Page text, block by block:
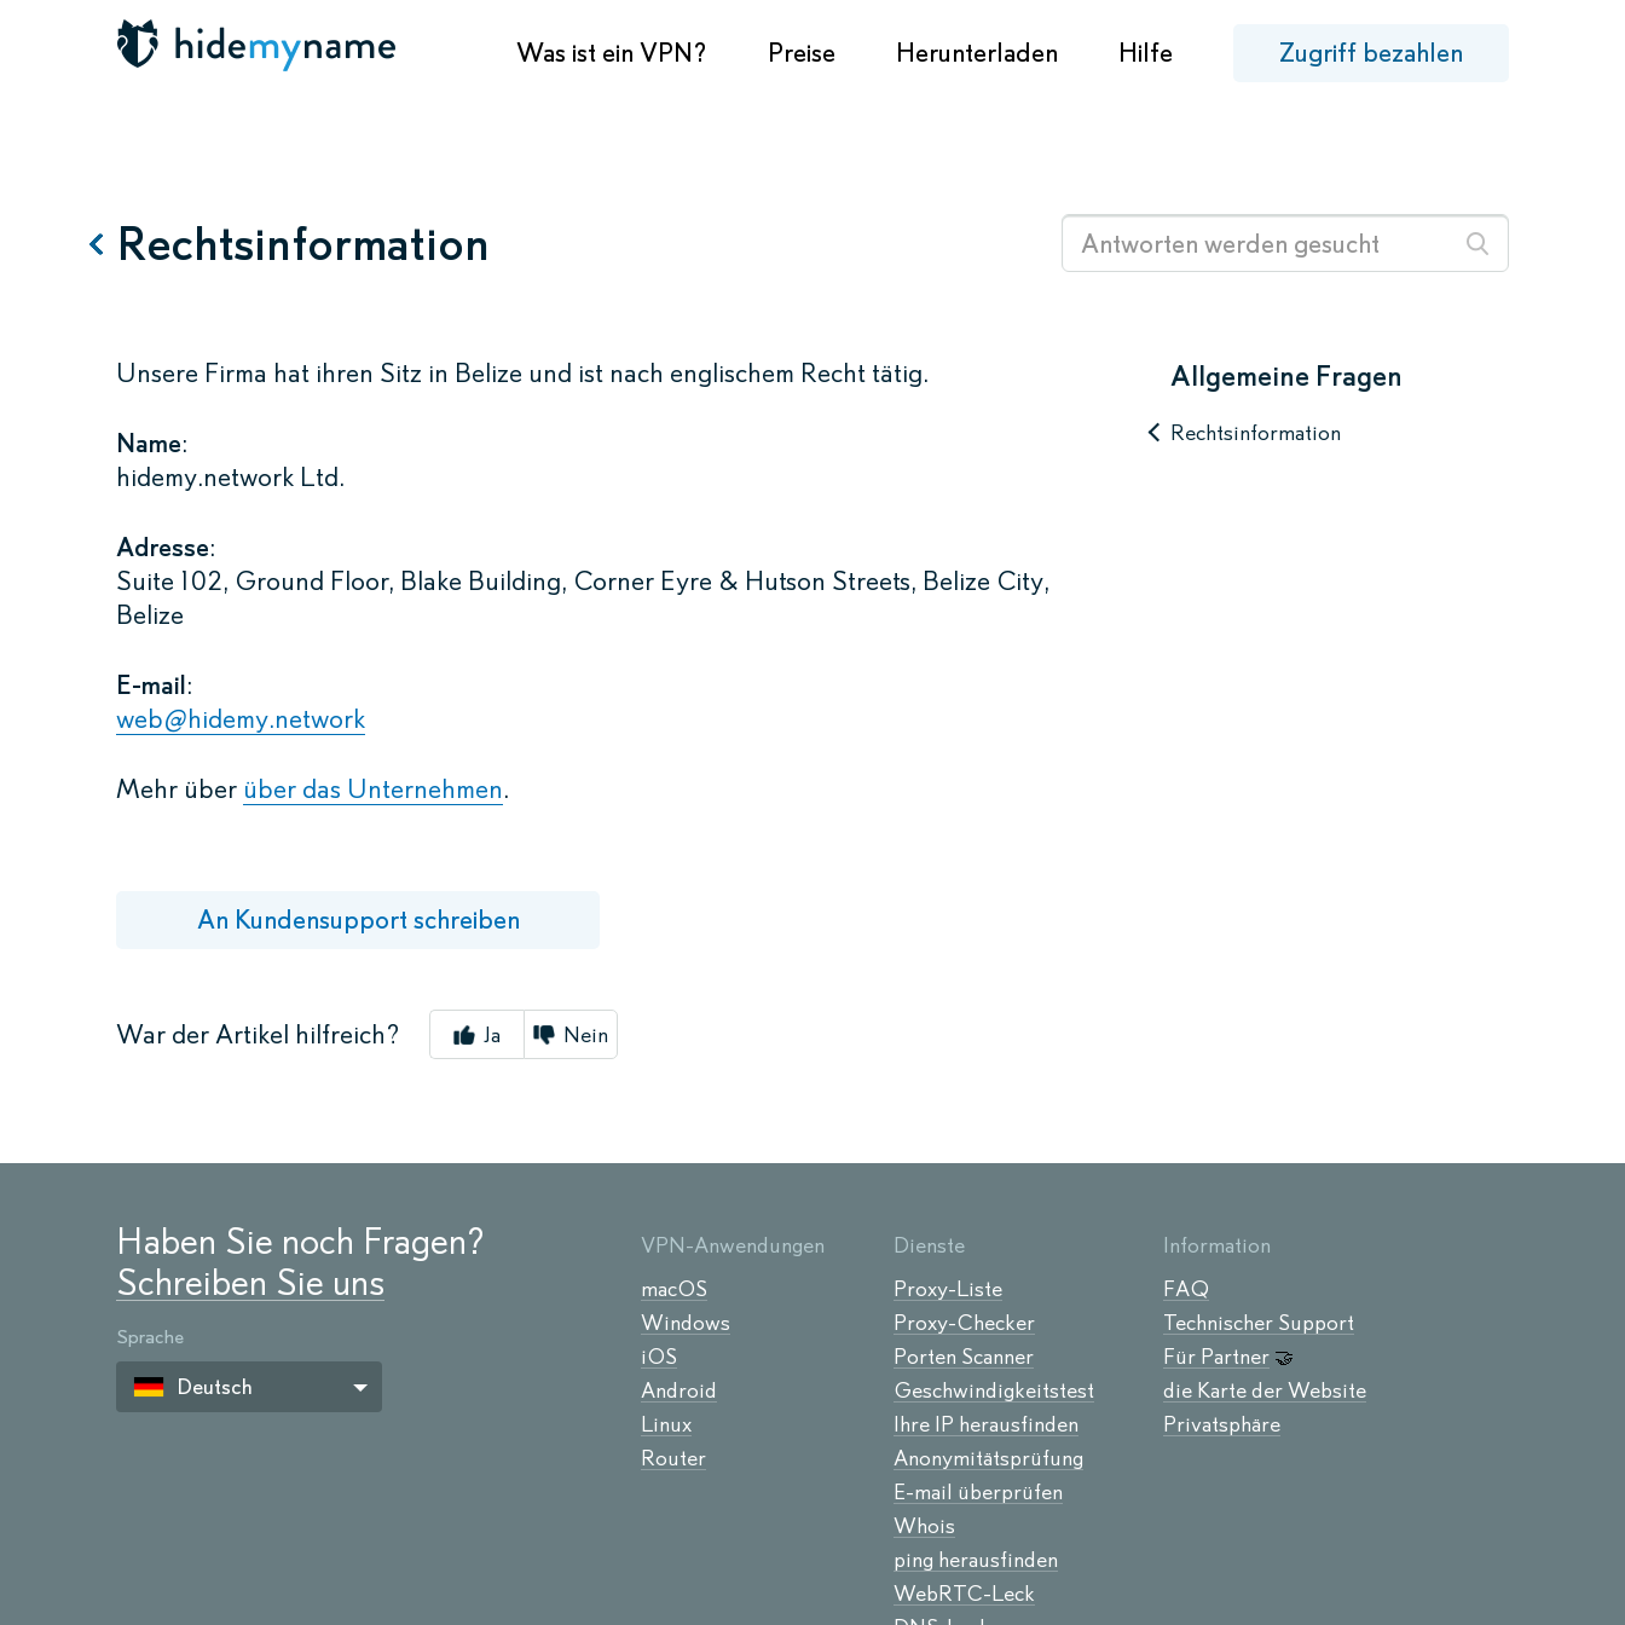
Was ist ein VPN? Preise Herunterladen Hilfe Zugriff bezahlen
Rechtsinformation
Unsere Firma hat ihren Sitz in Belize und ist nach englischem Recht tätig.
Name:
hidemy.network Ltd.
Adresse:
Suite 102, Ground Floor, Blake Building, Corner Eyre & Hutson Streets, Belize City,
Belize
E-mail:
web@hidemy.network
Mehr über über das Unternehmen.
An Kundensupport schreiben
War der Artikel hilfreich? Ja Nein
Allgemeine Fragen
Rechtsinformation
Haben Sie noch Fragen?
Schreiben Sie uns
Sprache
Deutsch
VPN-Anwendungen
macOS
Windows
iOS
Android
Linux
Router
Dienste
Proxy-Liste
Proxy-Checker
Porten Scanner
Geschwindigkeitstest
Ihre IP herausfinden
Anonymitätsprüfung
E-mail überprüfen
Whois
ping herausfinden
WebRTC-Leck
Information
FAQ
Technischer Support
Für Partner 🤝
die Karte der Website
Privatsphäre